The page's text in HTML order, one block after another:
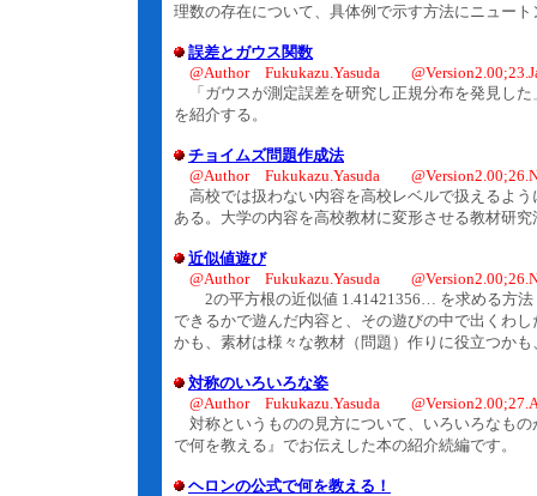
理数の存在について、具体例で示す方法にニュー
誤差とガウス関数
@Author Fukukazu.Yasuda
「ガウスが測定誤差を研究し正規分布を発見し
を紹介する。
チョイムズ問題作成法
@Author Fukukazu.Yasuda
高校では扱わない内容を高校レベルで扱えるよ
ある。大学の内容を高校教材に変形させる教材研
近似値遊び
@Author Fukukazu.Yasuda
2の平方根の近似値 1.41421356… を求める方法
できるかで遊んだ内容と、その遊びの中で出くわ
かも、素材は様々な教材（問題）作りに役立つか
対称のいろいろな姿
@Author Fukukazu.Yasuda
対称というものの見方について、いろいろなも
で何を教える』でお伝えした本の紹介続編です。
ヘロンの公式で何を教える！